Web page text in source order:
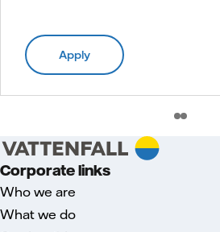
Apply
Corporate links
Who we are
What we do